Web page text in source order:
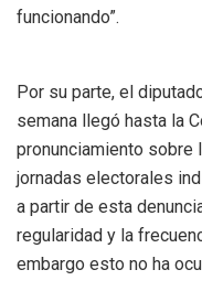
funcionando”.
Por su parte, el
semana llegó hasta la
pronunciamiento sobre
jornadas electorales
a partir de esta
regularidad y la
embargo esto no ha